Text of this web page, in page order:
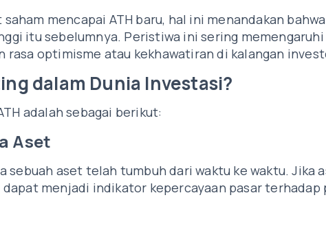
mencapai ATH baru, hal ini menandakan
itu sebelumnya. Peristiwa ini sering memengaruhi
rasa optimisme atau kekhawatiran di kalangan
dalam Dunia Investasi?
adalah sebagai berikut:
Aset
sebuah aset telah tumbuh dari waktu ke waktu. Jika
dapat menjadi indikator kepercayaan pasar terhadap